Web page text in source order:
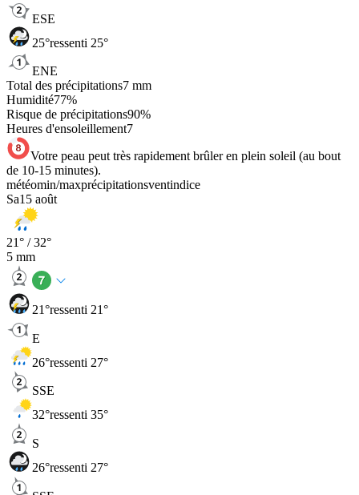
ESE
25°ressenti 25°
ENE
Total des précipitations7 mm
Humidité77%
Risque de précipitations90%
Heures d'ensoleillement7
Votre peau peut très rapidement brûler en plein soleil (au bout
de 10-15 minutes).
météomin/maxprécipitationsventindice
Sa15 août
21° /32°
5 mm
21°ressenti 21°
E
26°ressenti 27°
SSE
32°ressenti 35°
S
26°ressenti 27°